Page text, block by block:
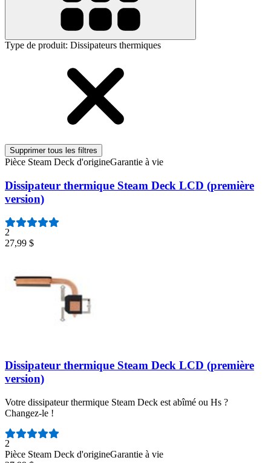
Type de produit: Dissipateurs thermiques
Supprimer tous les filtres
Pièce Steam Deck d'origineGarantie à vie
Dissipateur thermique Steam Deck LCD (première
version)
2
27,99 $
Dissipateur thermique Steam Deck LCD (première
version)
Votre dissipateur thermique Steam Deck est abîmé ou Hs ?
Changez-le !
Nombre d'avis :
2
Pièce Steam Deck d'origineGarantie à vie